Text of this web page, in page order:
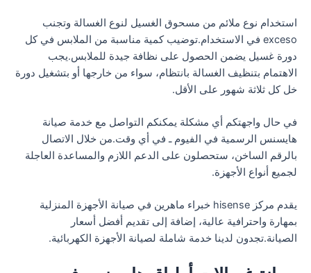
استخدام نوع ملائم من مسحوق الغسيل لنوع الغسالة وتجنب
exceso في الاستخدام.توضيب كمية مناسبة من الملابس في كل
دورة غسيل يضمن الحصول على نظافة جيدة للملابس.يجب
الاهتمام بتنظيف الغسالة بانتظام، سواء من خارجها أو بتشغيل دورة
خل كل ثلاثة شهور على الأقل.
في حال واجهتكم أي مشكلة يمكنكم التواصل مع خدمة صيانة
هايسنس الرسمية في الفيوم ـ في أي وقت.من خلال الاتصال
بالرقم الساخن، ستحصلون على الدعم اللازم والمساعدة العاجلة
لجميع أنواع الأجهزة.
يقدم مركز hisense خبراء ماهرين في صيانة الأجهزة المنزلية
بمهارة واحترافية عالية، إضافة إلى تقديم أفضل أسعار
الصيانة.تجدون لدينا خدمة شاملة لصيانة الأجهزة الكهربائية.